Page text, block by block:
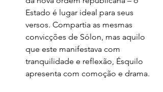
Estado é lugar ideal para seus
versos. Compartia as mesmas
convicções de Sólon, mas aquilo
que este manifestava com
tranquilidade e reflexão, Ésquilo
apresenta com comoção e drama.